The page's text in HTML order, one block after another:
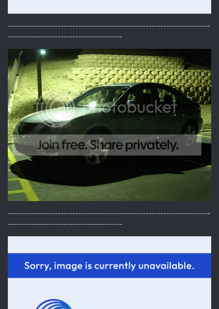
---------------------------------------------------------------------
---------------------------------------
---------------------------------------------------------------------
---------------------------------------